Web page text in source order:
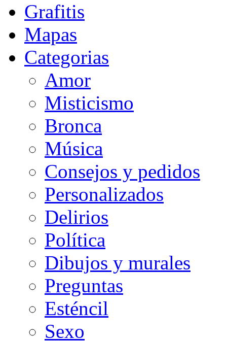
Grafitis
Mapas
Categorias
Amor
Misticismo
Bronca
Música
Consejos y pedidos
Personalizados
Delirios
Política
Dibujos y murales
Preguntas
Esténcil
Sexo